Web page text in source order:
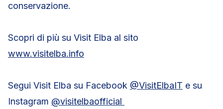
conservazione.
Scopri di più su Visit Elba al sito
www.visitelba.info
Segui Visit Elba su Facebook @VisitElbaIT e su
Instagram @visitelbaofficial